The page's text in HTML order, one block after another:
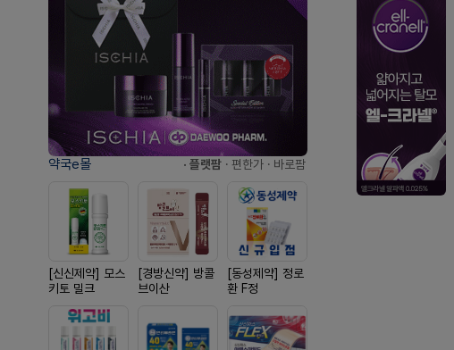
약국e몰 · 플랫팜 · 편한가 · 바로팜
[신신제약] 모스
키토 밀크
[경방신약] 방콜
브이산
[동성제약] 정로
환 F정